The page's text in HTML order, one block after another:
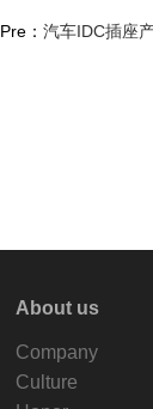
Pre： 汽车IDC插座
About us
Company
Culture